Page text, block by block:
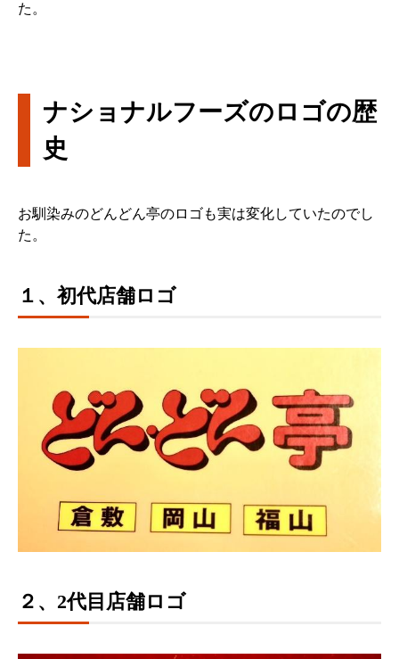
た。
ナショナルフーズのロゴの歴
史
お馴染みのどんどん亭のロゴも実は変化していたのでし
た。
１、初代店舗ロゴ
２、2代目店舗ロゴ